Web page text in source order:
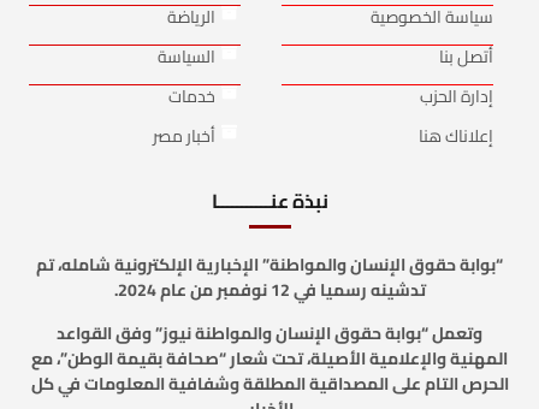
سياسة الخصوصية
أتصل بنا
إدارة الحزب
إعلاناك هنا
الرياضة
السياسة
خدمات
أخبار مصر
نبذة عنـــــــــــا
“بوابة حقوق الإنسان والمواطنة” الإخبارية الإلكترونية شامله، تم
تدشينه رسميا في 12 نوفمبر من عام 2024.
وتعمل “بوابة حقوق الإنسان والمواطنة نيوز” وفق القواعد
المهنية والإعلامية الأصيلة، تحت شعار “صحافة بقيمة الوطن”، مع
الحرص التام على المصداقية المطلقة وشفافية المعلومات في كل